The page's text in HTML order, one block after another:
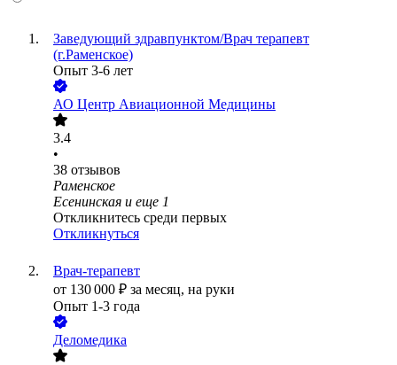
Заведующий здравпунктом/Врач терапевт
(г.Раменское)
Опыт 3-6 лет
АО Центр Авиационной Медицины
3.4
•
38 отзывов
Раменское
Есенинская и еще 1
Откликнитесь среди первых
Откликнуться
Врач-терапевт
от 130 000 ₽ за месяц, на руки
Опыт 1-3 года
Деломедика